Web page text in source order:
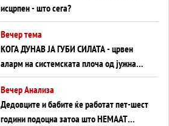
исцрпен - што сега?
Вечер тема
КОГА ДУНАВ ЈА ГУБИ СИЛАТА - црвен
аларм на системската плоча од јужна
Германија до Црното Море...
Вечер Анализа
Дедовците и бабите ќе работат пет-шест
години подоцна затоа што НЕМААТ